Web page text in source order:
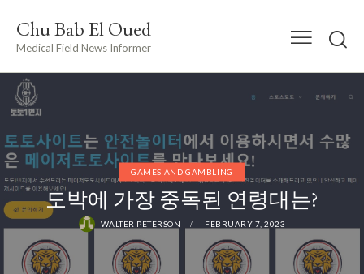
Chu Bab El Oued
Medical Field News Informer
GAMES AND GAMBLING
도박에 가장 중독된 연령대는?
WALTER PETERSON FEBRUARY 7, 2023